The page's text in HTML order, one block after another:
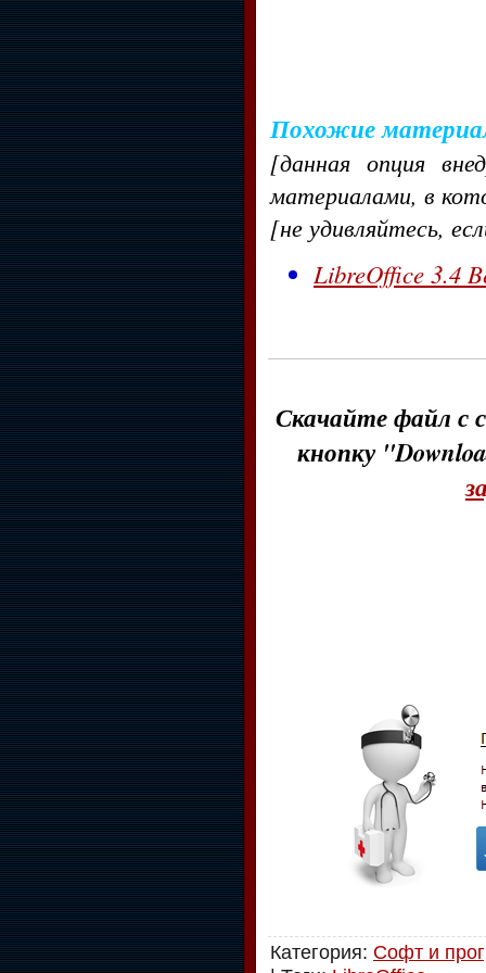
Похожие
[данная опция
материалами, в
[не удивляйтесь,
LibreOffice 3.4
Скачайте файл с
кнопку
Категория: Софт и